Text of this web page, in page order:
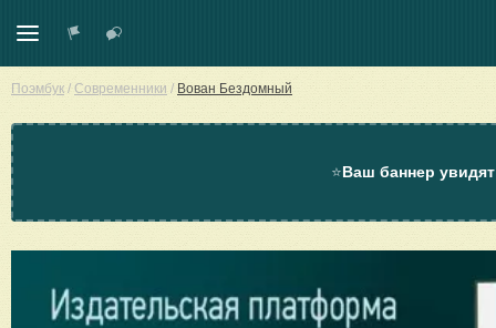
Поэмбук / Современники / Вован Бездомный
⭐Ваш баннер